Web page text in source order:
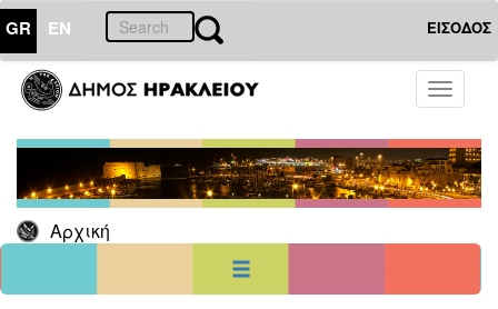
GR EN ΕΙΣΟΔΟΣ
Toggle
Αρχική
01Σεπτέμβριος
2020
Τρι Τετ Πεμ Παρ Σαβ
1 2 3 4
5
6
13
14 15 16 17 18
19
26